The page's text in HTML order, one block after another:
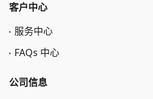
客户中心
服务中心
FAQs 中心
公司信息